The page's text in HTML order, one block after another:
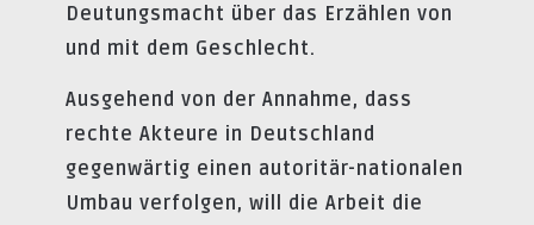
Deutungsmacht über das Erzählen von
und mit dem Geschlecht.
Ausgehend von der Annahme, dass
rechte Akteure in Deutschland
gegenwärtig einen autoritär-nationalen
Umbau verfolgen, will die Arbeit die